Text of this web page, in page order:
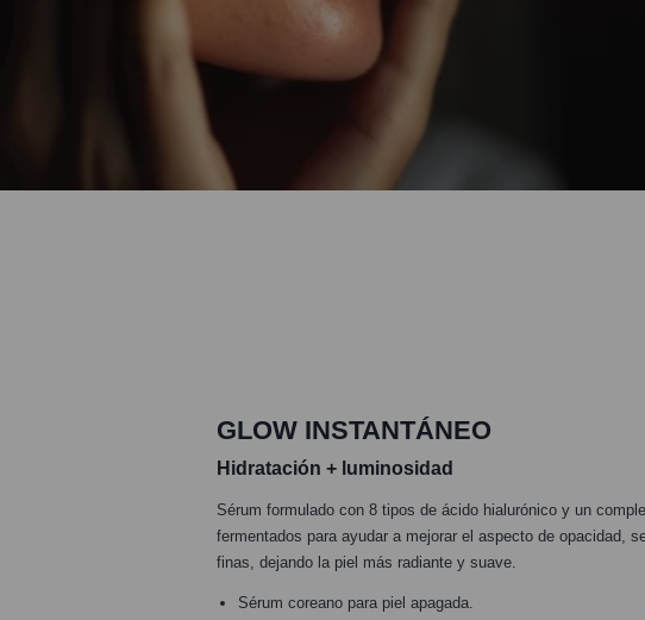
GLOW INSTANTÁNEO
Hidratación + luminosidad
Sérum formulado con 8 tipos de ácido hialurónico y un
fermentados para ayudar a mejorar el aspecto de opacidad,
finas, dejando la piel más radiante y suave.
Sérum coreano para piel apagada.